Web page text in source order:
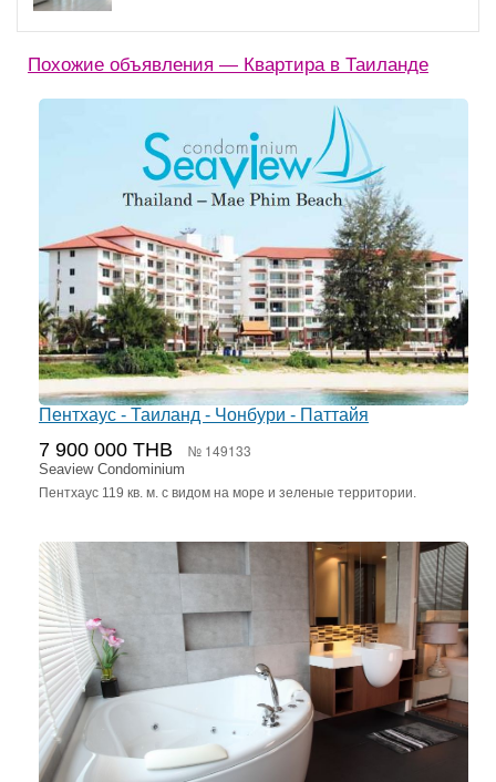
Похожие объявления — Квартира в Таиланде
Пентхаус - Таиланд - Чонбури - Паттайя
7 900 000 THB № 149133
Seaview Condominium
Пентхаус 119 кв. м. с видом на море и зеленые территории.